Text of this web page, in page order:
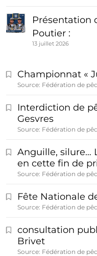
Présentation
Poutier :
13 juillet 2026
Championnat «
Source: Fédération de
Interdiction de
Gesvres
Source: Fédération de
Anguille, silure…
en cette fin de
Source: Fédération de
Fête Nationale
Source: Fédération de
consultation
Brivet
Source: Fédération de